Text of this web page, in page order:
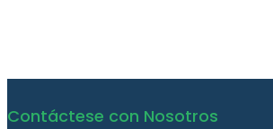
Contáctese con Nosotros